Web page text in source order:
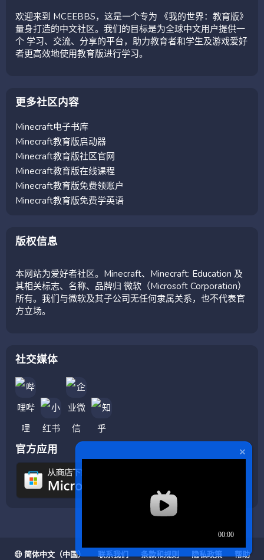
欢迎来到 MCEEBBS，这是一个专为 《我的世界：教育版》
量身打造的中文社区。我们的目标是为全球中文用户提供一
个 学习、交流、分享的平台，助力教育者和学生及游戏爱好
者更高效地使用教育版进行学习。
更多社区内容
Minecraft电子书库
Minecraft教育版启动器
Minecraft教育版社区官网
Minecraft教育版在线课程
Minecraft教育版免费领账户
Minecraft教育版免费学英语
版权信息
本网站为爱好者社区。Minecraft、Minecraft: Education 及
其相关标志、名称、品牌归 微软（Microsoft Corporation）
所有。我们与微软及其子公司无任何隶属关系，也不代表官
方立场。
社交媒体
官方应用
简体中文（中国） 联系我们 条款和规则 隐私政策 帮助